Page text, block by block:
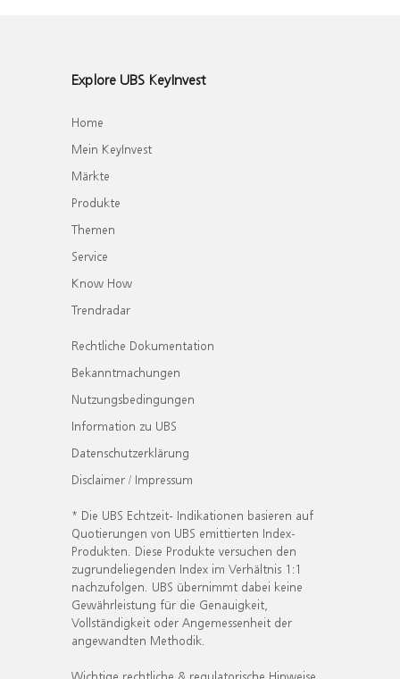
Explore UBS KeyInvest
Home
Mein KeyInvest
Märkte
Produkte
Themen
Service
Know How
Trendradar
Rechtliche Dokumentation
Bekanntmachungen
Nutzungsbedingungen
Information zu UBS
Datenschutzerklärung
Disclaimer / Impressum
* Die UBS Echtzeit- Indikationen basieren auf
Quotierungen von UBS emittierten Index-
Produkten. Diese Produkte versuchen den
zugrundeliegenden Index im Verhältnis 1:1
nachzufolgen. UBS übernimmt dabei keine
Gewährleistung für die Genauigkeit,
Vollständigkeit oder Angemessenheit der
angewandten Methodik.